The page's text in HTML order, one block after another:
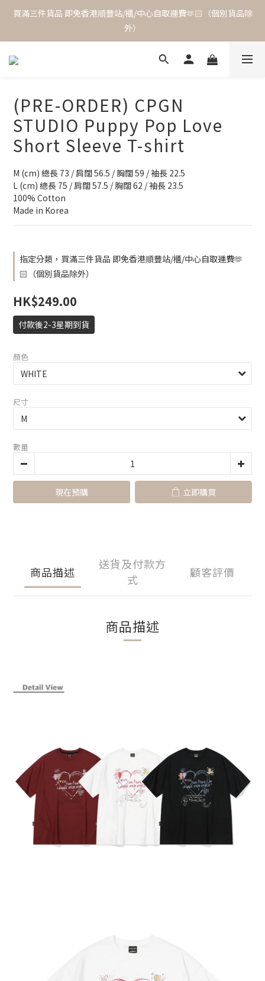
買滿三件貨品 即免香港順豐站/櫃/中心自取運費🫶🏻（個別貨品除
外）
(PRE-ORDER) CPGN
STUDIO Puppy Pop Love
Short Sleeve T-shirt
M (cm) 總長 73 / 肩闊 56.5 / 胸闊 59 / 袖長 22.5
L (cm) 總長 75 / 肩闊 57.5 / 胸闊 62 / 袖長 23.5
100% Cotton
Made in Korea
指定分類，買滿三件貨品 即免香港順豐站/櫃/中心自取運費🫶
🏻（個別貨品除外）
HK$249.00
付款後2-3星期到貨
顏色
尺寸
數量
現在預購 立即購買
商品描述
送貨及付款方
式
顧客評價
商品描述